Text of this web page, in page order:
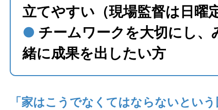
立てやすい（現場監督は日曜
● チームワークを大切にし、
緒に成果を出したい方
「家はこうでなくてはならないとい